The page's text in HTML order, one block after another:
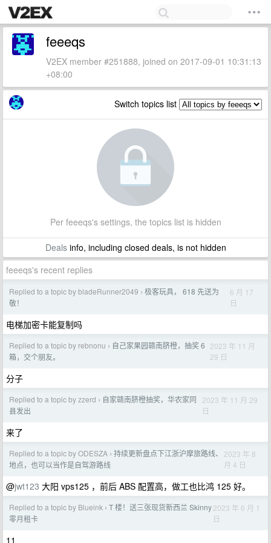
feeeqs
V2EX member #251888, joined on 2017-09-01 10:31:13
+08:00
Switch topics list
Per feeeqs's settings, the topics list is hidden
Dealsinfo, including closed deals, is not hidden
feeeqs's recent replies
Replied to a topic by bladeRunner2049 › 极客玩具， 618 先送为
敬！
6 月 17
日
电梯加密卡能复制吗
Replied to a topic by rebnonu › 自己家果园赣南脐橙，抽奖 6
箱，交个朋友。
2023 年 11 月
29 日
分子
Replied to a topic by zzerd › 自家赣南脐橙抽奖，华农家同
县发出
2023 年 11 月 29
日
来了
Replied to a topic by ODESZA › 持续更新盘点下江浙沪摩旅路线、
地点，也可以当作是自驾游路线
2023 年 8
月 4 日
@jwt123 大阳 vps125 ，前后 ABS 配置高，做工也比鸿 125 好。
Replied to a topic by Blueink › T 楼！送三张现货新西兰 Skinny
零月租卡
2023 年 6 月 1
日
11